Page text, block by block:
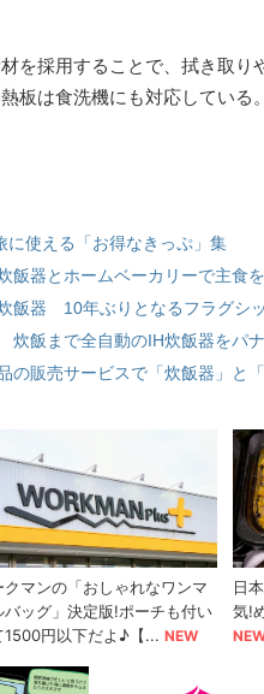
を採用することで、拭き取り
板は食洗機にも対応している。
に使える「お得なきっぷ」集
器とホームベーカリーで主食
飯器 10年ぶりとなるフラグシ
飯まで全自動のIH炊飯器をパ
の販売サービスで「炊飯器」と